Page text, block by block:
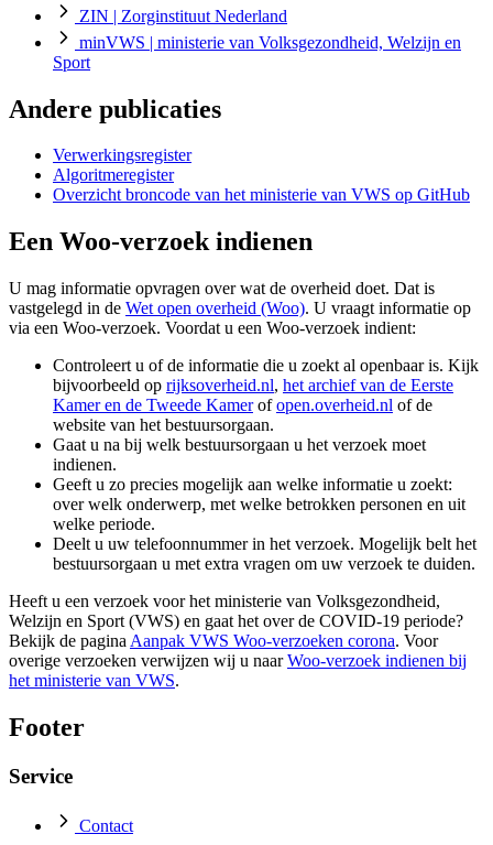
ZIN | Zorginstituut Nederland
minVWS | ministerie van Volksgezondheid, Welzijn en
Sport
Andere publicaties
Verwerkingsregister
Algoritmeregister
Overzicht broncode van het ministerie van VWS op GitHub
Een Woo-verzoek indienen
U mag informatie opvragen over wat de overheid doet. Dat is
vastgelegd in de Wet open overheid (Woo). U vraagt informatie op
via een Woo-verzoek. Voordat u een Woo-verzoek indient:
Controleert u of de informatie die u zoekt al openbaar is. Kijk
bijvoorbeeld op rijksoverheid.nl, het archief van de Eerste
Kamer en de Tweede Kamerofopen.overheid.nl of de
website van het bestuursorgaan.
Gaat u na bij welk bestuursorgaan u het verzoek moet
indienen.
Geeft u zo precies mogelijk aan welke informatie u zoekt:
over welk onderwerp, met welke betrokken personen en uit
welke periode.
Deelt u uw telefoonnummer in het verzoek. Mogelijk belt het
bestuursorgaan u met extra vragen om uw verzoek te duiden.
Heeft u een verzoek voor het ministerie van Volksgezondheid,
Welzijn en Sport (VWS) en gaat het over de COVID-19 periode?
Bekijk de pagina Aanpak VWS Woo-verzoeken corona. Voor
overige verzoeken verwijzen wij u naarWoo-verzoek indienen bij
het ministerie van VWS.
Footer
Service
Contact